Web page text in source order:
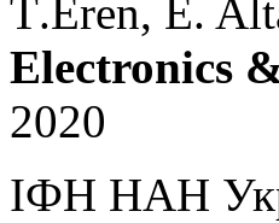
T.Eren, E.
Electronics
2020
ІФН НАН